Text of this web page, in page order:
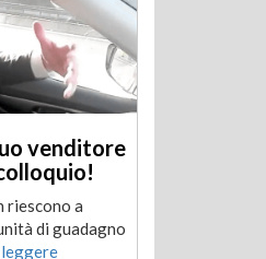
venditore
riescono a
di guadagno